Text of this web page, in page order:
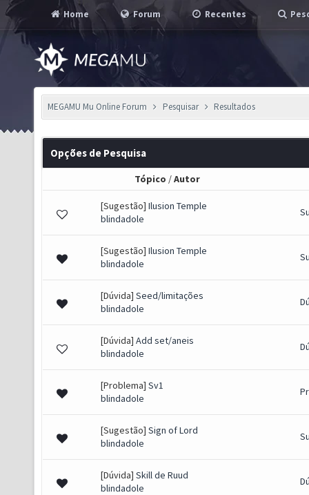
Home Forum Recentes
MEGAMU Mu Online Forum Pesquisar Resultados
Opções de Pesquisa
Tópico /Autor
[Sugestão] Ilusion Temple
blindadole
[Sugestão] Ilusion Temple
blindadole
[Dúvida] Seed/limitações
blindadole
[Dúvida] Add set/aneis
blindadole
[Problema] Sv1
blindadole
[Sugestão] Sign of Lord
blindadole
[Dúvida] Skill de Ruud
blindadole